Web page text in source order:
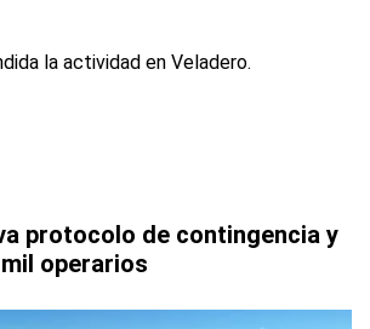
protocolo de contingencia y
operarios